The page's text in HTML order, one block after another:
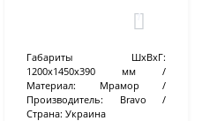
1
Габариты ШхВхГ:
1200х1450х390 мм
Материал:
Мрамор
Производитель:
Bravo
Страна: Украина